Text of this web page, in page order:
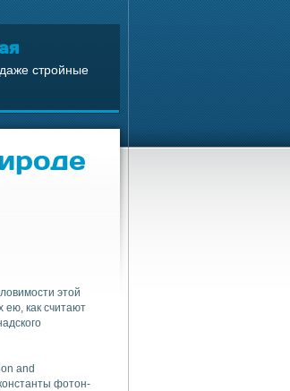
стройные
этой
ею, как считают
and
фотон-